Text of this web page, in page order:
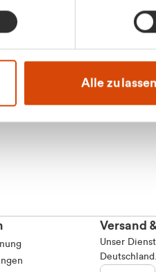
Alle zulassen
Versand
Unser
Deutschland.